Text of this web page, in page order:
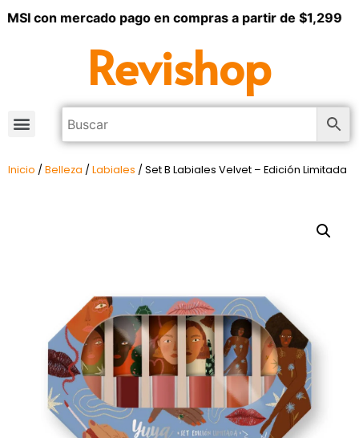
con mercado pago en compras a partir de $1,299
Revishop
Inicio / Belleza / Labiales / Set B Labiales Velvet – Edición Limitada